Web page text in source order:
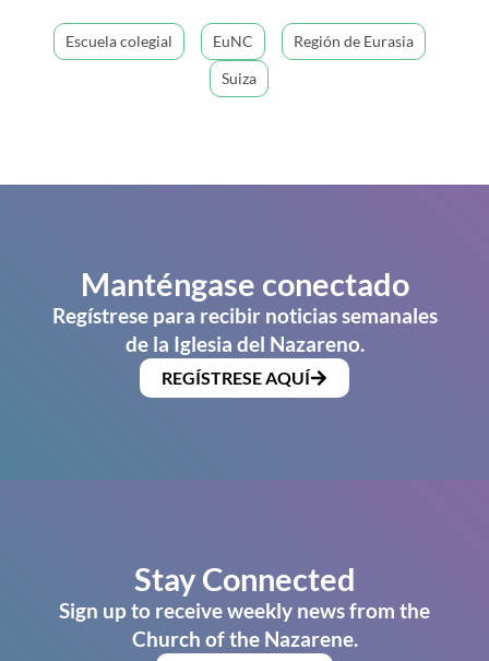
Escuela colegial EuNC
Región de Eurasia
Suiza
Manténgase conectado
Regístrese para recibir noticias semanales
de la Iglesia del Nazareno.
REGÍSTRESE AQUÍ
Stay Connected
Sign up to receive weekly news from the
Church of the Nazarene.